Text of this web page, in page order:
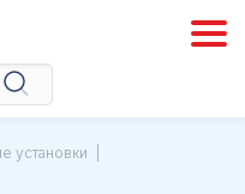
установки